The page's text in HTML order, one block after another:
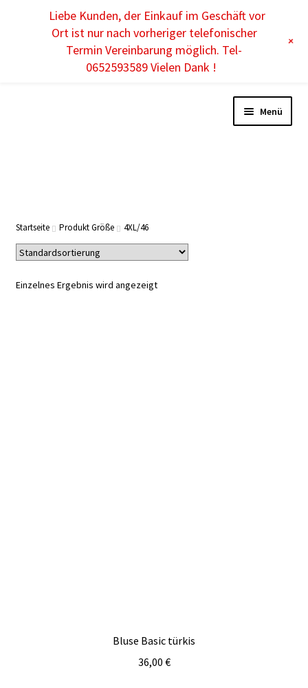
Menü
KINDER
ACCESSOIRES
Startseite Produkt Größe 4XL/46
Einzelnes Ergebnis wird angezeigt
Bluse Basic türkis
36,00 €
Liebe Kunden, der Einkauf im Geschäft vor
Ort ist nur nach vorheriger telefonischer
Termin Vereinbarung möglich. Tel-
0652593589 Vielen Dank !
+
DE